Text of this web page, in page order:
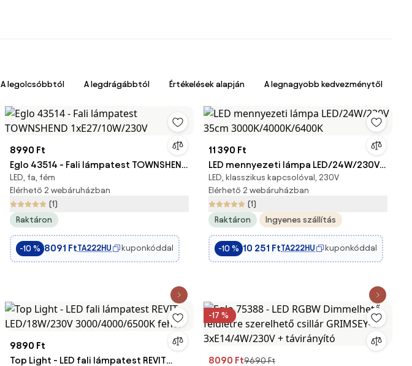
A legolcsóbbtól A legdrágábbtól Értékelések alapján A legnagyobb kedvezménytől
8990 Ft
Eglo 43514 - Fali lámpatest TOWNSHEND
1xE27/10W/230V
LED, fa, fém
Elérhető 2 webáruházban
(1)
Raktáron
-10 % 8091 FtTA222HU kuponkóddal
11 390 Ft
LED mennyezeti lámpa LED/24W/230V
35cm 3000K/4000K/6400K
LED, klasszikus kapcsolóval, 230V
Elérhető 2 webáruházban
(1)
Raktáron
Ingyenes szállítás
-10 % 10 251 FtTA222HU kuponkóddal
9890 Ft
Top Light - LED fali lámpatest REVIT
-17 %
8090 Ft9690 Ft